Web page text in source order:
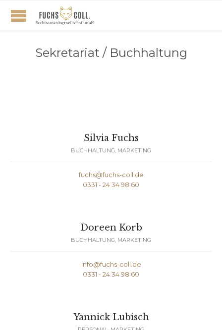
Sekretariat / Buchhaltung
Silvia Fuchs
BUCHHALTUNG, MARKETING
fuchs@fuchs-coll.de
0331 - 24 34 98 60
Doreen Korb
BUCHHALTUNG, MARKETING
info@fuchs-coll.de
0331 - 24 34 98 60
Yannick Lubisch